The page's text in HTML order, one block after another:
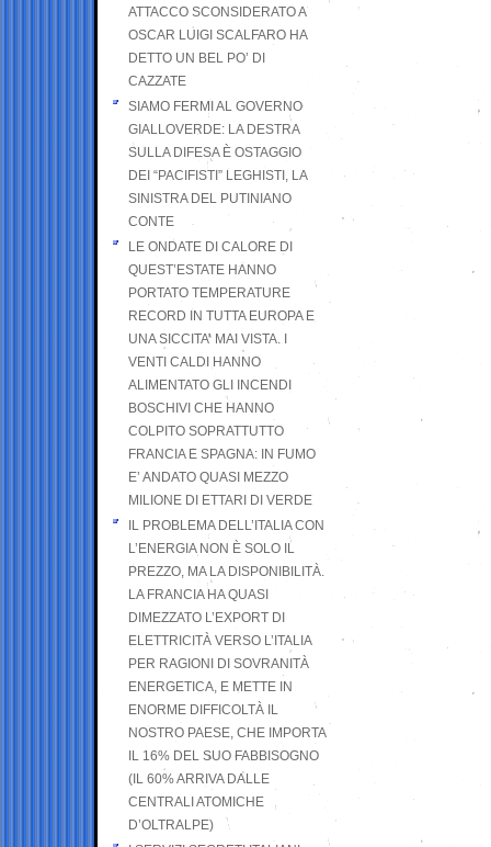
ATTACCO SCONSIDERATO A
OSCAR LUIGI SCALFARO HA
DETTO UN BEL PO’ DI
CAZZATE
SIAMO FERMI AL GOVERNO
GIALLOVERDE: LA DESTRA
SULLA DIFESA È OSTAGGIO
DEI “PACIFISTI” LEGHISTI, LA
SINISTRA DEL PUTINIANO
CONTE
LE ONDATE DI CALORE DI
QUEST’ESTATE HANNO
PORTATO TEMPERATURE
RECORD IN TUTTA EUROPA E
UNA SICCITA’ MAI VISTA. I
VENTI CALDI HANNO
ALIMENTATO GLI INCENDI
BOSCHIVI CHE HANNO
COLPITO SOPRATTUTTO
FRANCIA E SPAGNA: IN FUMO
E’ ANDATO QUASI MEZZO
MILIONE DI ETTARI DI VERDE
IL PROBLEMA DELL’ITALIA CON
L’ENERGIA NON È SOLO IL
PREZZO, MA LA DISPONIBILITÀ.
LA FRANCIA HA QUASI
DIMEZZATO L’EXPORT DI
ELETTRICITÀ VERSO L’ITALIA
PER RAGIONI DI SOVRANITÀ
ENERGETICA, E METTE IN
ENORME DIFFICOLTÀ IL
NOSTRO PAESE, CHE IMPORTA
IL 16% DEL SUO FABBISOGNO
(IL 60% ARRIVA DALLE
CENTRALI ATOMICHE
D’OLTRALPE)